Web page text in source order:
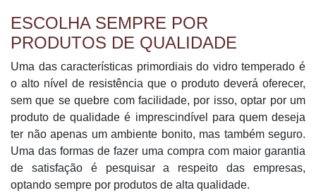
ESCOLHA SEMPRE POR
PRODUTOS DE QUALIDADE
Uma das características primordiais do vidro temperado é
o alto nível de resistência que o produto deverá oferecer,
sem que se quebre com facilidade, por isso, optar por um
produto de qualidade é imprescindível para quem deseja
ter não apenas um ambiente bonito, mas também seguro.
Uma das formas de fazer uma compra com maior garantia
de satisfação é pesquisar a respeito das empresas,
optando sempre por produtos de alta qualidade.